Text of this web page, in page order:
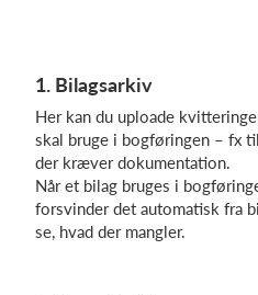
1. Bilagsarkiv
Her kan du uploade
skal bruge i bogføringen – fx
der kræver dokumentation.
Når et bilag bruges i
forsvinder det automatisk fra
se, hvad der mangler.